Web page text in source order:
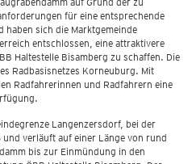
für eine entsprechende
haben sich die Marktgemeinde
entschlossen, eine attraktivere
Haltestelle Bisamberg zu schaffen. Die
Radbasisnetzes Korneuburg. Mit
Radfahrerinnen und Radfahrern eine
Langenzersdorf, bei der
verläuft auf einer Länge von rund
bis zur Einmündung in den